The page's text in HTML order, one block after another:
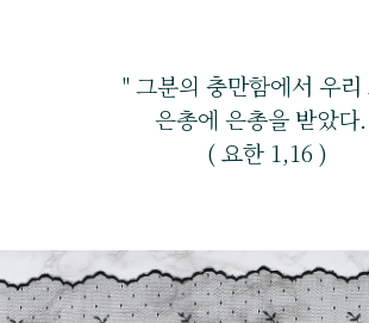
" 그분의 충만함에서 우리
은총에 은총을 받았다
( 요한 1,16 )